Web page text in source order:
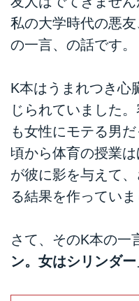
私の大学時代の悪
の一言、の話です。
K本はうまれつき心
じられていました
も女性にモテる男
頃から体育の授業
が彼に影を与えて
る結果を作っていま
さて、そのK本の一
ン。女はシリンダー